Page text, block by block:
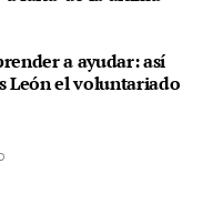
a ayudar: así
León el voluntariado